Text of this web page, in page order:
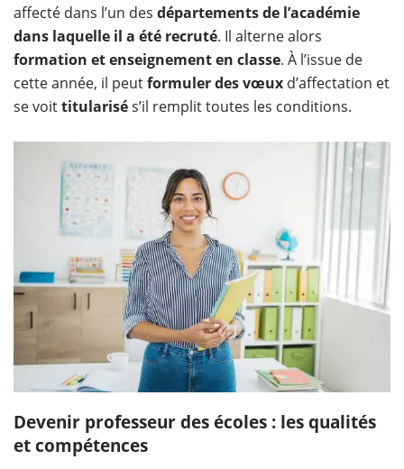
affecté dans l’un des départements de l’académie
dans laquelle il a été recruté. Il alterne alors
formation et enseignement en classe. À l’issue de
cette année, il peutformuler des vœux d’affectation et
se voittitularisés’il remplit toutes les conditions.
Devenir professeur des écoles : les qualités
et compétences